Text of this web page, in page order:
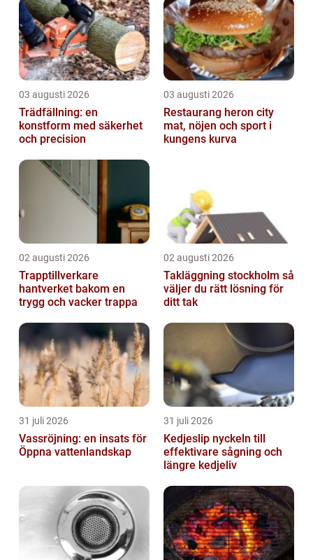
03 augusti 2026
Trädfällning: en
konstform med säkerhet
och precision
03 augusti 2026
Restaurang heron city
mat, nöjen och sport i
kungens kurva
02 augusti 2026
Trapptillverkare
hantverket bakom en
trygg och vacker trappa
02 augusti 2026
Takläggning stockholm så
väljer du rätt lösning för
ditt tak
31 juli 2026
Vassröjning: en insats för
Öppna vattenlandskap
31 juli 2026
Kedjeslip nyckeln till
effektivare sågning och
längre kedjeliv